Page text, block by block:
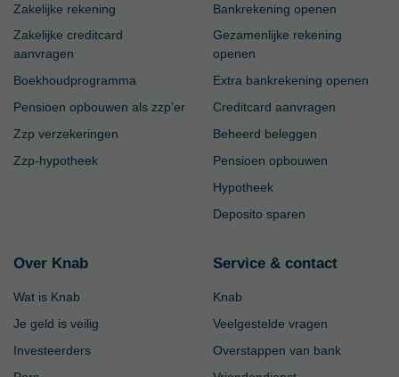
Zakelijke rekening
Zakelijke creditcard
aanvragen
Boekhoudprogramma
Pensioen opbouwen als zzp'er
Zzp verzekeringen
Zzp-hypotheek
Bankrekening openen
Gezamenlijke rekening
openen
Extra bankrekening openen
Creditcard aanvragen
Beheerd beleggen
Pensioen opbouwen
Hypotheek
Deposito sparen
Over Knab
Wat is Knab
Je geld is veilig
Investeerders
Service & contact
Knab
Veelgestelde vragen
Overstappen van bank